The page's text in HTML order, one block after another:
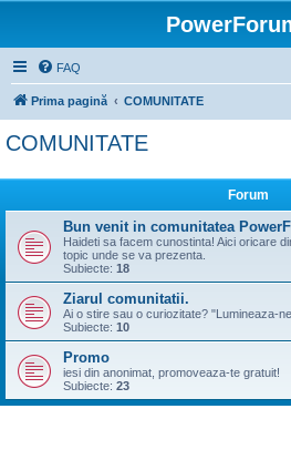
FAQ
Prima pagină COMUNITATE
COMUNITATE
Forum
Bun venit in comunitatea
Haideti sa facem cunostinta! Aici oricare
topic unde se va prezenta.
Subiecte: 18
Ziarul comunitatii.
Ai o stire sau o curiozitate? "Lumineaza-
Subiecte: 10
Promo
iesi din anonimat, promoveaza-te gratuit!
Subiecte: 23